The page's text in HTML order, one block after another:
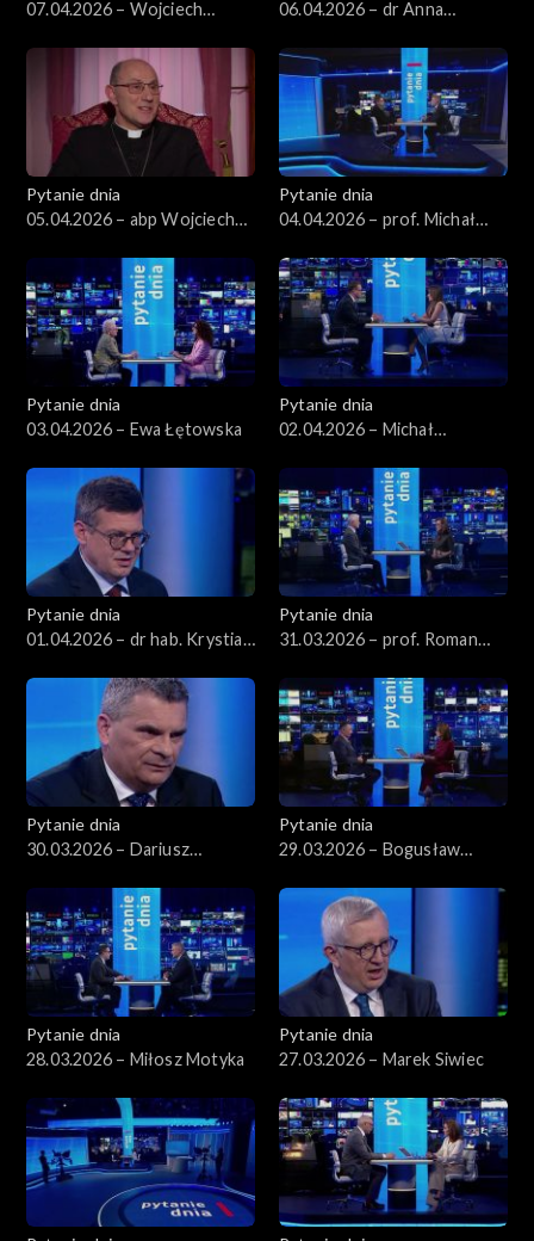
07.04.2026 – Wojciech
06.04.2026 – dr Anna
Pytanie dnia
05.04.2026 – abp Wojciech
Pytanie dnia
04.04.2026 – prof. Michał
Pytanie dnia
03.04.2026 – Ewa Łętowska
Pytanie dnia
02.04.2026 – Michał
Pytanie dnia
01.04.2026 – dr hab. Krystian
Pytanie dnia
31.03.2026 – prof. Roman
Pytanie dnia
30.03.2026 – Dariusz
Pytanie dnia
29.03.2026 – Bogusław
Pytanie dnia
28.03.2026 – Miłosz Motyka
Pytanie dnia
27.03.2026 – Marek Siwiec